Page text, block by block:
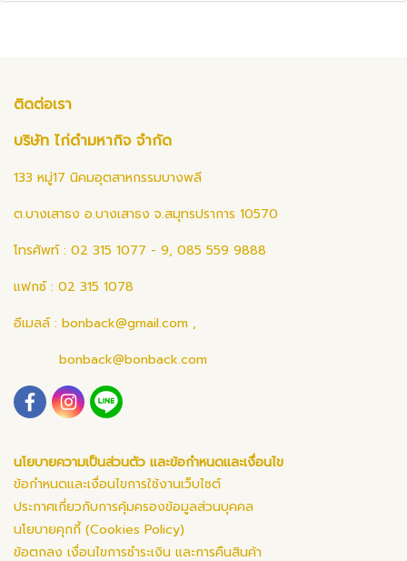
ติดต่อเรา
บริษัท ไก่ดำมหากิจ จำกัด
133 หมู่17 นิคมอุตสาหกรรมบางพลี
ต.บางเสาธง อ.บางเสาธง จ.สมุทรปราการ 10570
โทรศัพท์ : 02 315 1077 - 9, 085 559 9888
แฟกซ์ : 02 315 1078
อีเมลล์ : bonback@gmail.com ,
bonback@bonback.com
นโยบายความเป็นส่วนตัว และข้อกำหนดและเงื่อนไข
ข้อกำหนดและเงื่อนไขการใช้งานเว็บไซต์
ประกาศเกี่ยวกับการคุ้มครองข้อมูลส่วนบุคคล
นโยบายคุกกี้ (Cookies Policy)
ข้อตกลง เงื่อนไขการชำระเงิน และการคืนสินค้า